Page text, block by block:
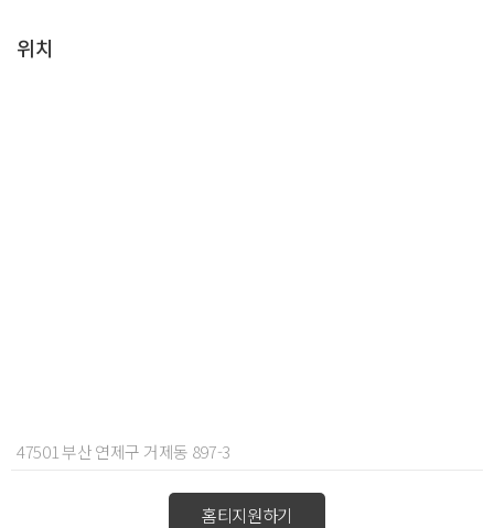
위치
47501 부산 연제구 거제동 897-3
홈티지원하기